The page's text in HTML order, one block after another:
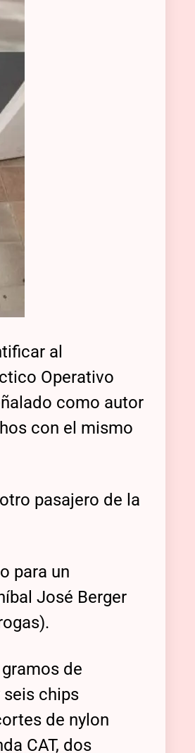
al
Operativo
como autor
con el mismo
pasajero de la
para un
José Berger
de
chips
de nylon
CAT, dos